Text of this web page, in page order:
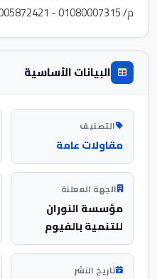
م/ 01080007315 - 01005872421
البيانات الأساسية
التصنيف
مقاولات عامة
الجهة المعلنة
مؤسسة النوران
للتنمية بالفيوم
تاريخ النشر